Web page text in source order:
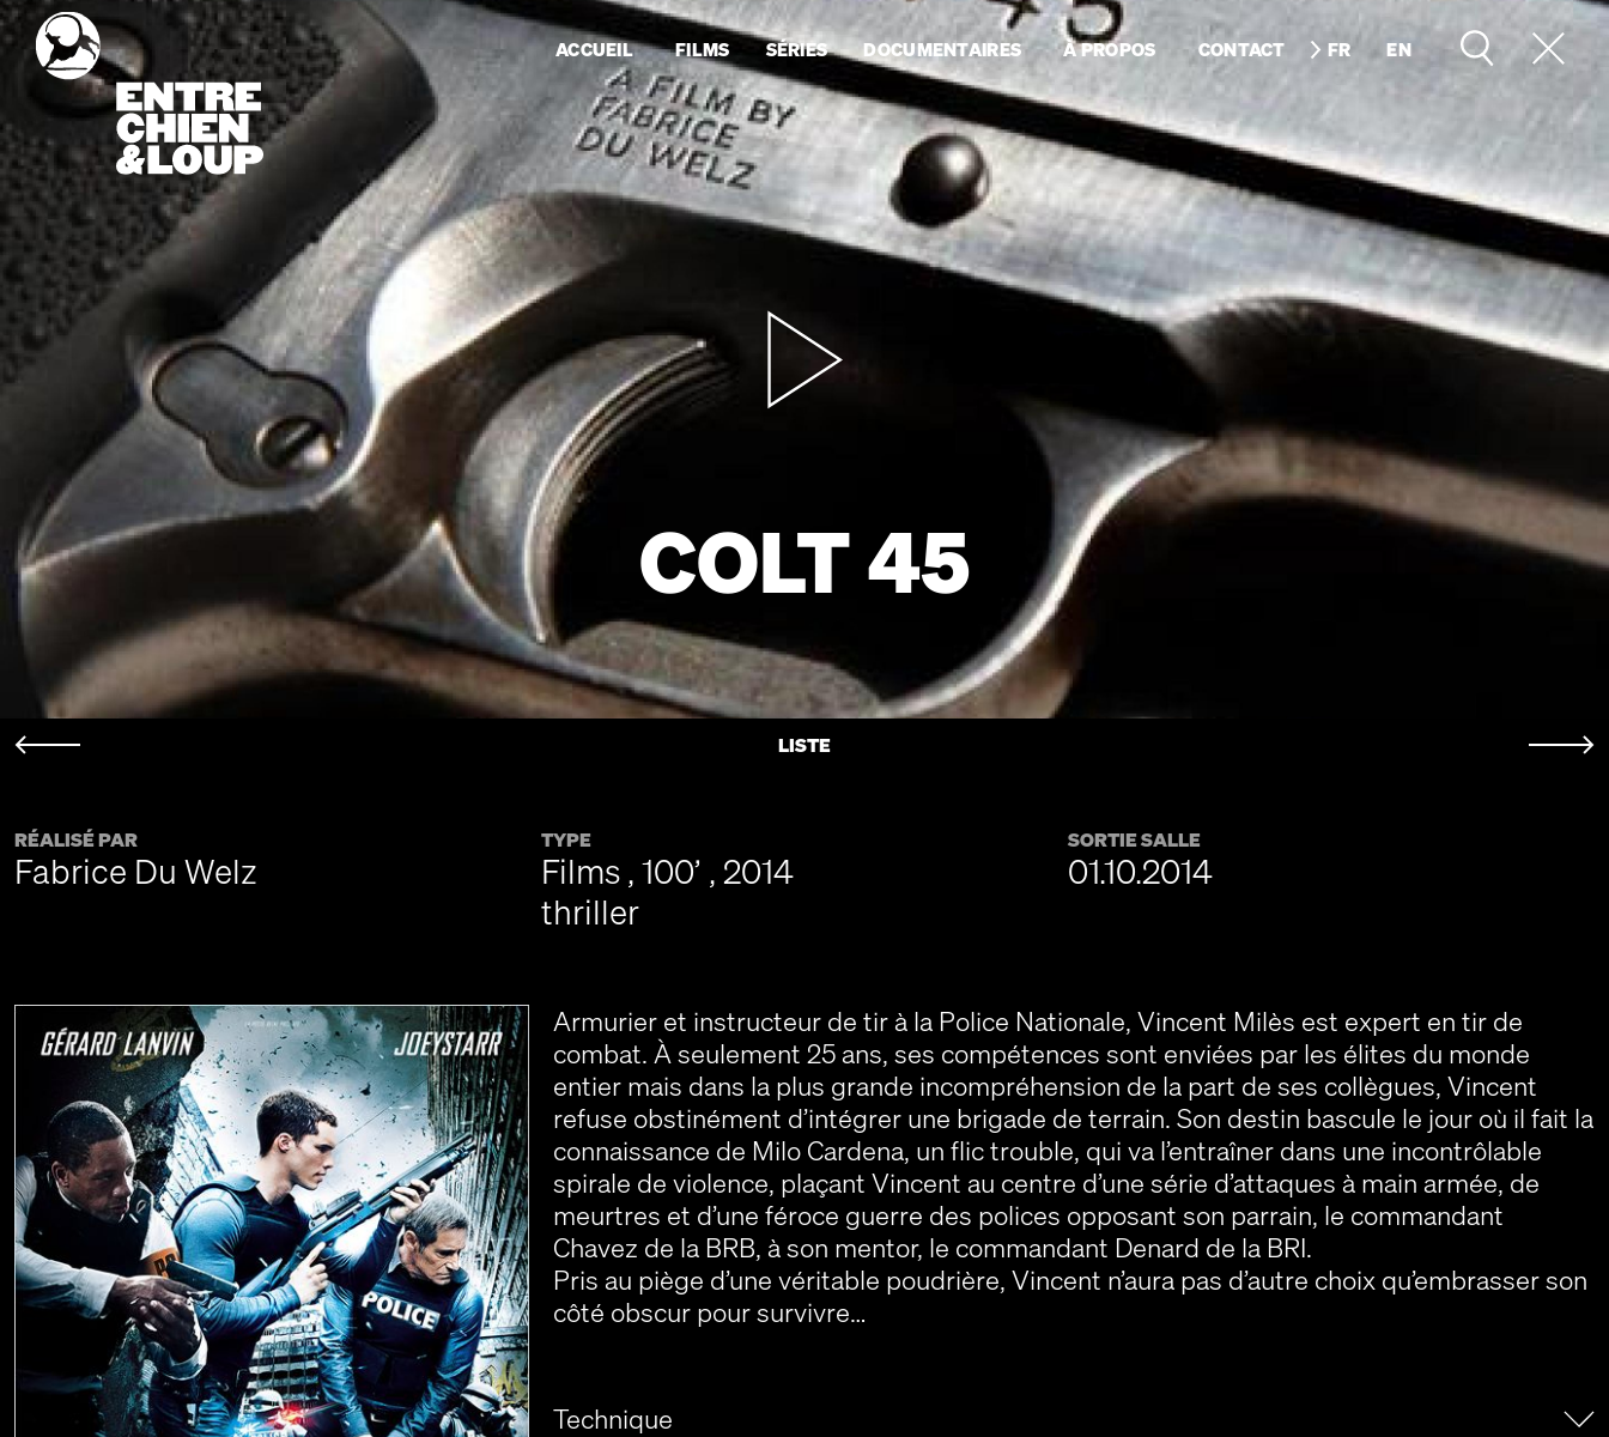
ACCUEIL FILMS SÉRIES DOCUMENTAIRES À PROPOS CONTACT FR EN
COLT 45
LISTE
RÉALISÉ PAR
Fabrice Du Welz
TYPE
Films , 100’ , 2014
thriller
SORTIE SALLE
01.10.2014
Armurier et instructeur de tir à la Police Nationale, Vincent Milès est expert en tir de
combat. À seulement 25 ans, ses compétences sont enviées par les élites du monde
entier mais dans la plus grande incompréhension de la part de ses collègues, Vincent
refuse obstinément d’intégrer une brigade de terrain. Son destin bascule le jour où il fait la
connaissance de Milo Cardena, un flic trouble, qui va l’entraîner dans une incontrôlable
spirale de violence, plaçant Vincent au centre d’une série d’attaques à main armée, de
meurtres et d’une féroce guerre des polices opposant son parrain, le commandant
Chavez de la BRB, à son mentor, le commandant Denard de la BRI.
Pris au piège d’une véritable poudrière, Vincent n’aura pas d’autre choix qu’embrasser son
côté obscur pour survivre…
Technique